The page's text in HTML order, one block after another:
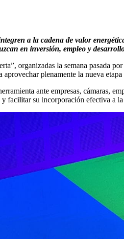
a la cadena de valor
en inversión, empleo y
organizadas la semana pasada
plenamente la nueva etapa
ante empresas, cámaras,
facilitar su incorporación efectiva a